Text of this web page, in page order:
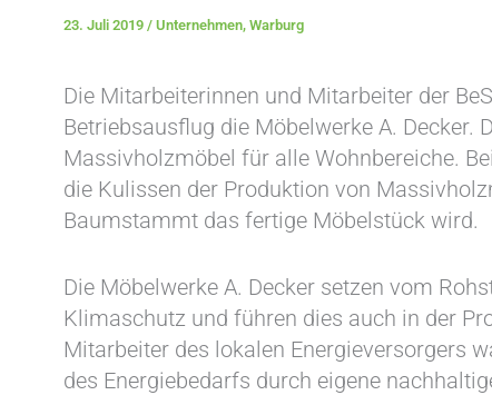
23. Juli 2019 / Unternehmen, Warburg
Die Mitarbeiterinnen und Mitarbeiter der
Betriebsausflug die Möbelwerke A. Decker.
Massivholzmöbel für alle Wohnbereiche.
die Kulissen der Produktion von
Baumstammt das fertige Möbelstück wird.
Die Möbelwerke A. Decker setzen vom
Klimaschutz und führen dies auch in der
Mitarbeiter des lokalen Energieversorgers
des Energiebedarfs durch eigene